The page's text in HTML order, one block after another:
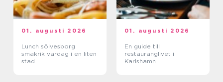
01. augusti 2026
Lunch sölvesborg
smakrik vardag i en liten
stad
01. augusti 2026
En guide till
restauranglivet i
Karlshamn